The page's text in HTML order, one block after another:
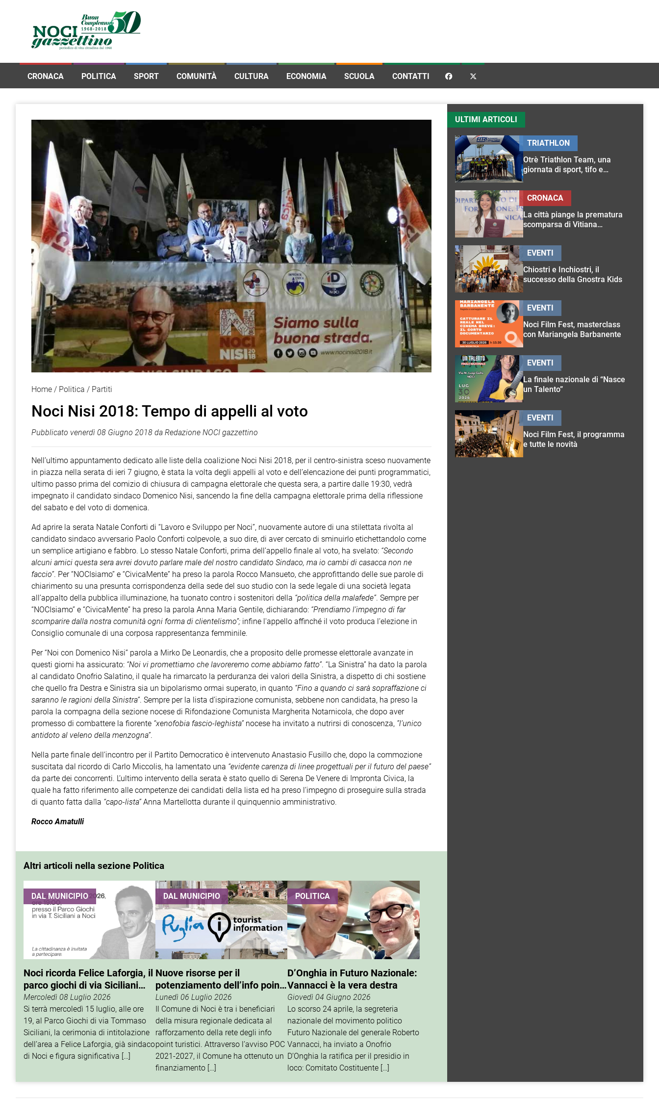
CRONACA POLITICA SPORT COMUNITÀ CULTURA ECONOMIA SCUOLA CONTATTI  
Home Politica Partiti
Noci Nisi 2018: Tempo di appelli al voto
Pubblicato venerdì 08 Giugno 2018 da Redazione NOCI gazzettino
Nell’ultimo appuntamento dedicato alle liste della coalizione Noci Nisi 2018, per il centro-sinistra sceso nuovamente
in piazza nella serata di ieri 7 giugno, è stata la volta degli appelli al voto e dell’elencazione dei punti programmatici,
ultimo passo prima del comizio di chiusura di campagna elettorale che questa sera, a partire dalle 19:30, vedrà
impegnato il candidato sindaco Domenico Nisi, sancendo la fine della campagna elettorale prima della riflessione
del sabato e del voto di domenica.
Ad aprire la serata Natale Conforti di “Lavoro e Sviluppo per Noci”, nuovamente autore di una stilettata rivolta al
candidato sindaco avversario Paolo Conforti colpevole, a suo dire, di aver cercato di sminuirlo etichettandolo come
un semplice artigiano e fabbro. Lo stesso Natale Conforti, prima dell’appello finale al voto, ha svelato: “Secondo
alcuni amici questa sera avrei dovuto parlare male del nostro candidato Sindaco, ma io cambi di casacca non ne
faccio”. Per “NOCIsiamo” e “CivicaMente” ha preso la parola Rocco Mansueto, che approfittando delle sue parole di
chiarimento su una presunta corrispondenza della sede del suo studio con la sede legale di una società legata
all’appalto della pubblica illuminazione, ha tuonato contro i sostenitori della “politica della malafede”. Sempre per
“NOCIsiamo” e “CivicaMente” ha preso la parola Anna Maria Gentile, dichiarando: “Prendiamo l’impegno di far
scomparire dalla nostra comunità ogni forma di clientelismo”; infine l'appello affinché il voto produca l’elezione in
Consiglio comunale di una corposa rappresentanza femminile.
Per “Noi con Domenico Nisi” parola a Mirko De Leonardis, che a proposito delle promesse elettorale avanzate in
questi giorni ha assicurato: “Noi vi promettiamo che lavoreremo come abbiamo fatto”. “La Sinistra” ha dato la parola
al candidato Onofrio Salatino, il quale ha rimarcato la perduranza dei valori della Sinistra, a dispetto di chi sostiene
che quello fra Destra e Sinistra sia un bipolarismo ormai superato, in quanto “Fino a quando ci sarà sopraffazione ci
saranno le ragioni della Sinistra”. Sempre per la lista d’ispirazione comunista, sebbene non candidata, ha preso la
parola la compagna della sezione nocese di Rifondazione Comunista Margherita Notarnicola, che dopo aver
promesso di combattere la fiorente “xenofobia fascio-leghista”nocese ha invitato a nutrirsi di conoscenza, ”l’unico
antidoto al veleno della menzogna”.
Nella parte finale dell’incontro per il Partito Democratico è intervenuto Anastasio Fusillo che, dopo la commozione
suscitata dal ricordo di Carlo Miccolis, ha lamentato una “evidente carenza di linee progettuali per il futuro del paese”
da parte dei concorrenti. L’ultimo intervento della serata è stato quello di Serena De Venere di Impronta Civica, la
quale ha fatto riferimento alle competenze dei candidati della lista ed ha preso l’impegno di proseguire sulla strada
di quanto fatta dalla “capo-lista”Anna Martellotta durante il quinquennio amministrativo.
Rocco Amatulli
Altri articoli nella sezione Politica
DAL MUNICIPIO
Noci ricorda Felice Laforgia, il
parco giochi di via Siciliani
porterà il suo nome
Mercoledì 08 Luglio 2026
Si terrà mercoledì 15 luglio, alle ore
19, al Parco Giochi di via Tommaso
Siciliani, la cerimonia di intitolazione
dell’area a Felice Laforgia, già sindaco
di Noci e figura significativa […]
DAL MUNICIPIO
Nuove risorse per il
potenziamento dell’info point
turistico
Lunedì 06 Luglio 2026
Il Comune di Noci è tra i beneficiari
della misura regionale dedicata al
rafforzamento della rete degli info
point turistici. Attraverso l’avviso POC
2021-2027, il Comune ha ottenuto un
finanziamento […]
POLITICA
D’Onghia in Futuro Nazionale:
Vannacci è la vera destra
Giovedì 04 Giugno 2026
Lo scorso 24 aprile, la segreteria
nazionale del movimento politico
Futuro Nazionale del generale Roberto
Vannacci, ha inviato a Onofrio
D’Onghia la ratifica per il presidio in
loco: Comitato Costituente […]
ULTIMI ARTICOLI
Otrè Triathlon Team, una
giornata di sport, tifo e
TRIATHLON
La città piange la prematura
scomparsa di Vitiana
CRONACA
Chiostri e Inchiostri, il
successo della Gnostra Kids
EVENTI
Noci Film Fest, masterclass
con Mariangela Barbanente
EVENTI
La finale nazionale di “Nasce
un Talento”
EVENTI
Noci Film Fest, il programma
e tutte le novità
EVENTI